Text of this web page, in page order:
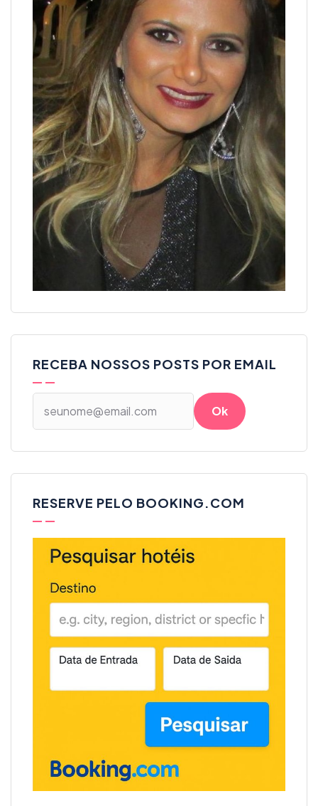
RECEBA NOSSOS POSTS POR EMAIL
RESERVE PELO BOOKING.COM